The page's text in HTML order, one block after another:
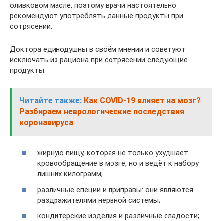
оливковом масле, поэтому врачи настоятельно
рекомендуют употреблять данные продукты при
сотрясении.
Доктора единодушны в своём мнении и советуют
исключать из рациона при сотрясении следующие
продукты:
Читайте также: Как COVID-19 влияет на мозг?
Разбираем неврологические последствия
коронавируса
жирную пищу, которая не только ухудшает
кровообращение в мозге, но и ведёт к набору
лишних килограмм;
различные специи и приправы: они являются
раздражителями нервной системы;
кондитерские изделия и различные сладости;